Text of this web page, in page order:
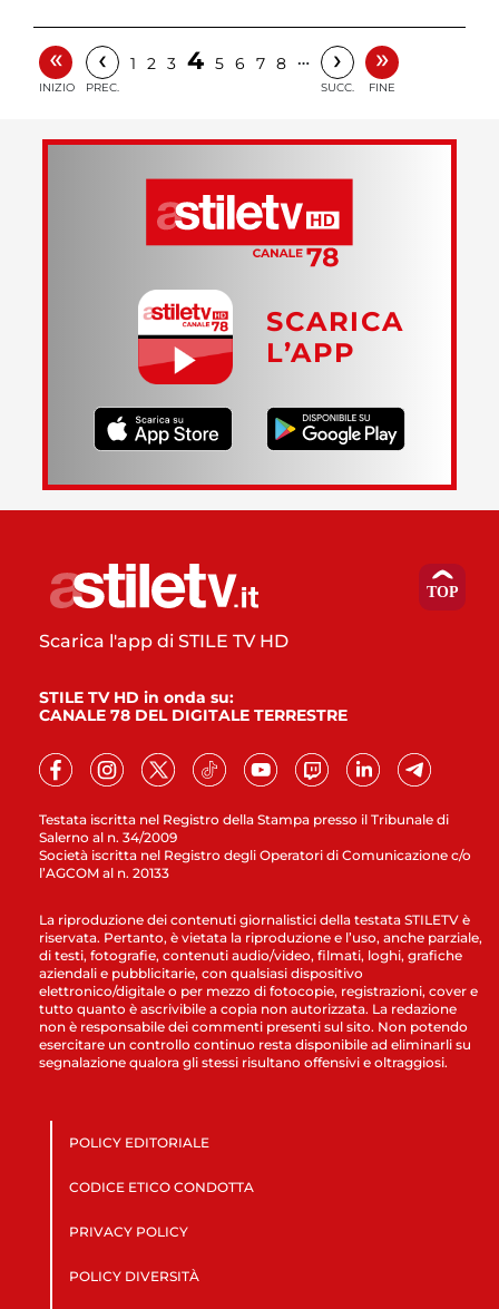
«
INIZIO
‹
PREC.
1 2 3 4 5 6 7 8 … ›
SUCC.
»
FINE
SCARICA
L’APP
Testata iscritta nel Registro della Stampa presso il Tribunale di
Salerno al n. 34/2009
Società iscritta nel Registro degli Operatori di Comunicazione c/o
l’AGCOM al n. 20133
Scarica l'app di STILE TV HD
STILE TV HD in onda su:
CANALE 78 DEL DIGITALE TERRESTRE
La riproduzione dei contenuti giornalistici della testata STILETV è
riservata. Pertanto, è vietata la riproduzione e l’uso, anche parziale,
di testi, fotografie, contenuti audio/video, filmati, loghi, grafiche
aziendali e pubblicitarie, con qualsiasi dispositivo
elettronico/digitale o per mezzo di fotocopie, registrazioni, cover e
tutto quanto è ascrivibile a copia non autorizzata. La redazione
non è responsabile dei commenti presenti sul sito. Non potendo
esercitare un controllo continuo resta disponibile ad eliminarli su
segnalazione qualora gli stessi risultano offensivi e oltraggiosi.
POLICY EDITORIALE
CODICE ETICO CONDOTTA
PRIVACY POLICY
POLICY DIVERSITÀ